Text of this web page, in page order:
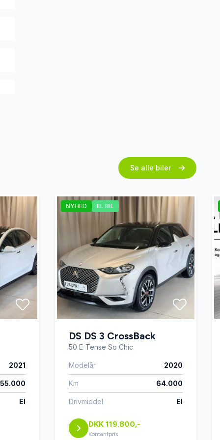
Se alle biler
2021
El
NYHED EL BIL
DS DS 3 CrossBack
50 E-Tense So Chic
Modelår 2020
Km 64.000
Drivmiddel El
DKK 119.800,-
Kontantpris